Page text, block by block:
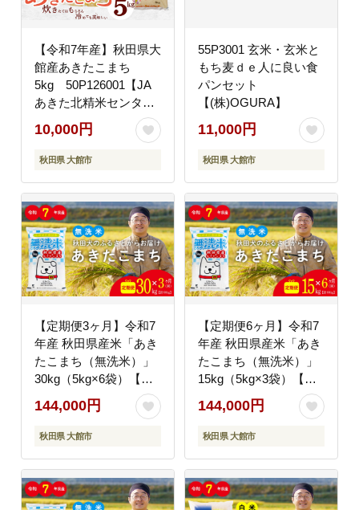
【令和7年産】秋田県大
館産あきたこまち
5kg 50P126001【JA
あきた北精米センタ
10,000円
秋田県 大館市
55P3001 玄米・玄米と
もち麦ｄｅ人に良い食
パンセット
【(株)OGURA】
11,000円
秋田県 大館市
【定期便3ヶ月】令和7
年産 秋田県産米「あき
たこまち（無洗米）」
30kg（5kg×6袋）【真
正ファーム】
144,000円
秋田県 大館市
【定期便6ヶ月】令和7
年産 秋田県産米「あき
たこまち（無洗米）」
15kg（5kg×3袋）【真
正ファーム】
144,000円
秋田県 大館市